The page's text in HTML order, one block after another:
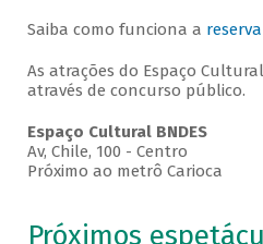
Saiba como funciona a
As atrações do Espaço
através de concurso público.
Espaço Cultural BNDES
Av, Chile, 100 - Centro
Próximo ao metrô Carioca
Próximos